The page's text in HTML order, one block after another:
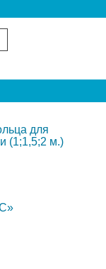
для
(1;1,5;2 м.)